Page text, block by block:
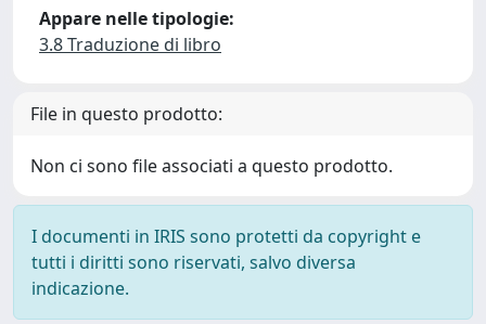
Appare nelle tipologie:
3.8 Traduzione di libro
File in questo prodotto:
Non ci sono file associati a questo prodotto.
I documenti in IRIS sono protetti da copyright e
tutti i diritti sono riservati, salvo diversa
indicazione.